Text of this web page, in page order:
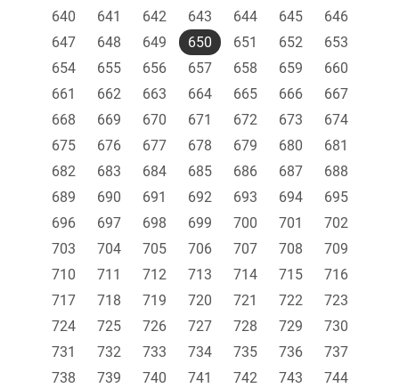
640
641 642 643 644 645
646
647
648 649 650 651 652
653
654
655 656 657 658 659
660
661
662 663 664 665 666
667
668
669 670 671 672 673
674
675
676 677 678 679 680
681
682
683 684 685 686 687
688
689
690 691 692 693 694
695
696
697 698 699 700 701
702
703
704 705 706 707 708
709
710
711 712 713 714 715
716
717
718 719 720 721 722
723
724
725 726 727 728 729
730
731
732 733 734 735 736
737
738
739 740 741 742 743
744